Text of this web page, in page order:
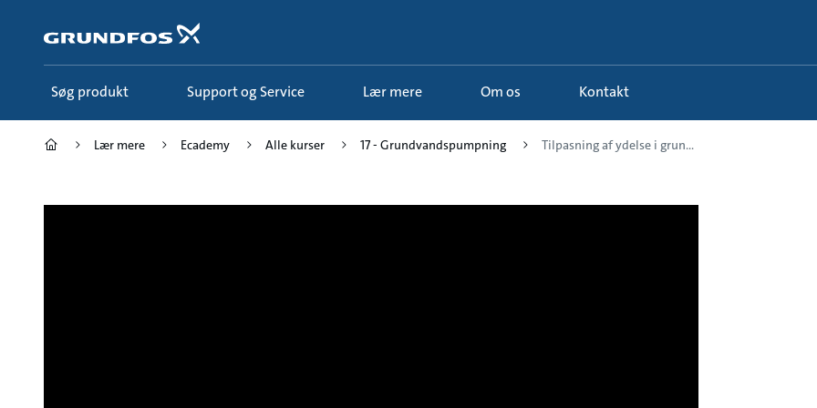
hovedindhold
Søg produkt Support og Service Lær mere Om os Kontakt
Lær mere Ecademy Alle kurser 17 - Grundvandspumpning Tilpasning af ydelse i grun...